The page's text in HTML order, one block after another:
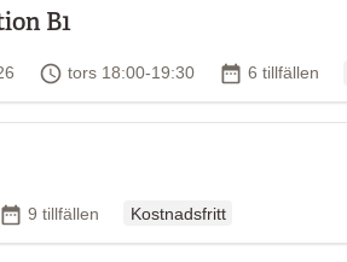
B1
Tid
tors 18:00-19:30 Antal tillfällen
6 tillfällen
Antal tillfällen
9 tillfällen Kostnadsfritt